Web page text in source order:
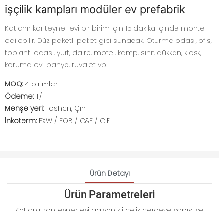
işçilik kampları modüler ev prefabrik
Katlanır konteyner evi bir birim için 15 dakika içinde monte
edilebilir. Düz paketli paket gibi sunacak. Oturma odası, ofis,
toplantı odası, yurt, daire, motel, kamp, ​​sınıf, dükkan, kiosk,
koruma evi, banyo, tuvalet vb.
MOQ: 4 birimler
Ödeme: T/T
Menşe yeri: Foshan, Çin
İnkoterm: EXW / FOB / C&F / CIF
Ürün Detayı
Ürün Parametreleri